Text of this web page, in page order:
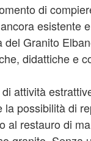
di
esistente
Granito
didattiche e
attività
possibilità di
al restauro di